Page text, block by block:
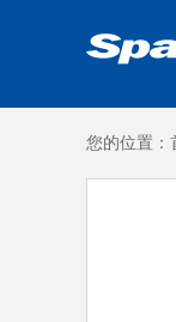
您的位置：